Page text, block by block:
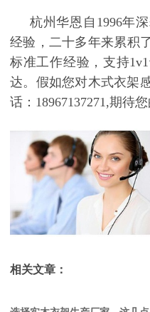
杭州华恩自 1996年
经验，二十多年来累积
标准工作经验，支持
达。假如您对木式衣架
话：18967137271,期待
相关文章：